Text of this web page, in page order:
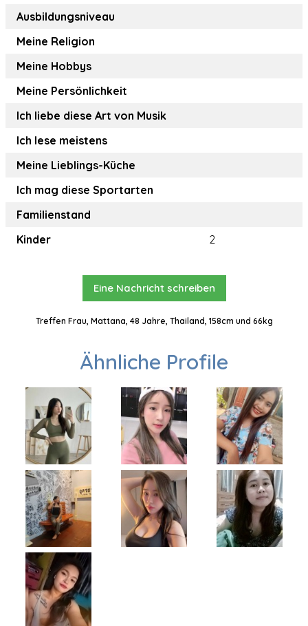
Ausbildungsniveau
Meine Religion
Meine Hobbys
Meine Persönlichkeit
Ich liebe diese Art von Musik
Ich lese meistens
Meine Lieblings-Küche
Ich mag diese Sportarten
Familienstand
Kinder
2
Eine Nachricht schreiben
Treffen Frau, Mattana, 48 Jahre, Thailand, 158cm und 66kg
Ähnliche Profile